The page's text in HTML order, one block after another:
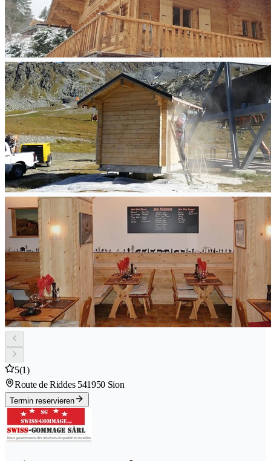
5(1)
Route de Riddes 541950 Sion
Termin reservieren